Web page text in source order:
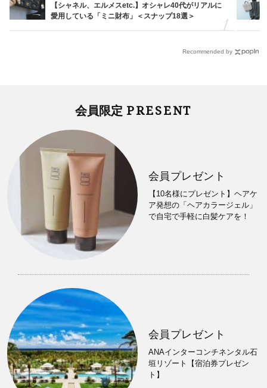
【シャネル、エルメスetc.】オシャレ40代がリアルに
愛用している「ミニ財布」＜スナップ18選＞
Recommended by
会員限定 PRESENT
会員プレゼント
【10名様にプレゼント】ヘアケ
ア発想の「ヘアカラージェル」
で自宅で手軽に白髪ケアを！
会員プレゼント
ANAインターコンチネンタル石
垣リゾート【宿泊券プレゼン
ト】